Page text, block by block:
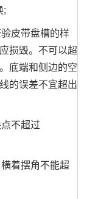
;
皮带盘槽的样
损毁。不可以超
底端和侧边的空
的误差不宜超出
不超过
着摆角不能超